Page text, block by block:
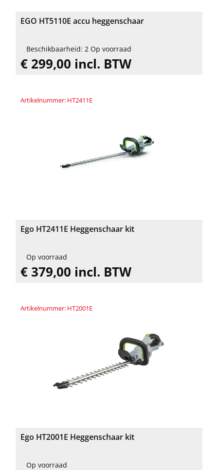
EGO HT5110E accu heggenschaar
Beschikbaarheid: 2 Op voorraad
€ 299,00 incl. BTW
Artikelnummer: HT2411E
Ego HT2411E Heggenschaar kit
Op voorraad
€ 379,00 incl. BTW
Artikelnummer: HT2001E
Ego HT2001E Heggenschaar kit
Op voorraad